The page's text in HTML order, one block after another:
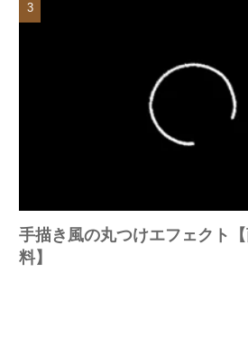
手描き風の丸つけエフェクト
料】